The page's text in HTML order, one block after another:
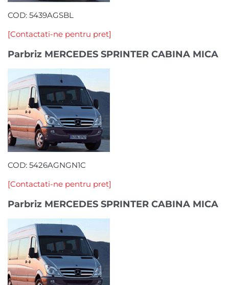
COD: 5439AGSBL
[Contactati-ne pentru pret]
Parbriz MERCEDES SPRINTER CABINA MICA
COD: 5426AGNGN1C
[Contactati-ne pentru pret]
Parbriz MERCEDES SPRINTER CABINA MICA